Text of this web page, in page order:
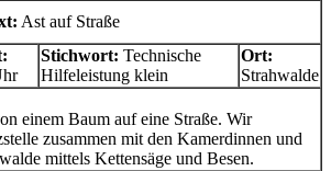
Ast auf Straße
Stichwort: Technische
Hilfeleistung klein
Ort:
Strahwalde
einem Baum auf eine Straße. Wir
zusammen mit den Kamerdinnen und
mittels Kettensäge und Besen.